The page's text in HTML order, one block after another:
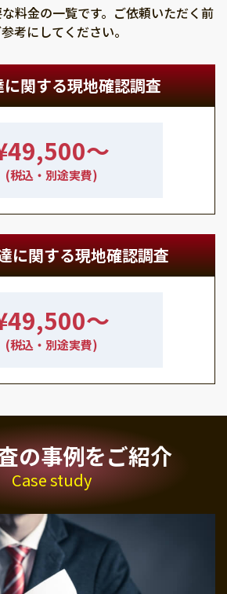
料金の一覧です。ご依頼いただく前
考にしてください。
関する現地確認調査
〜
(税込・別途実費)
に関する現地確認調査
〜
(税込・別途実費)
の事例をご紹介
Case study